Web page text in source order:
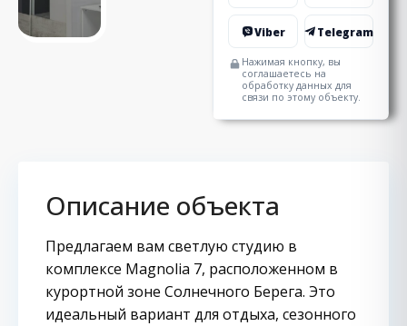
Viber Telegram
Нажимая кнопку, вы
соглашаетесь на
обработку данных для
связи по этому объекту.
Описание объекта
Предлагаем вам светлую студию в
комплексе Magnolia 7, расположенном в
курортной зоне Солнечного Берега. Это
идеальный вариант для отдыха, сезонного